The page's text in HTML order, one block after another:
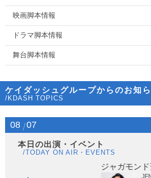
映画脚本情報
ドラマ脚本情報
舞台脚本情報
ケイダッシュグループからのお知
/KDASH TOPICS
08 07
本日の出演・イベント
/TODAY ON AIR・EVENTS
ジャガモンド斉藤